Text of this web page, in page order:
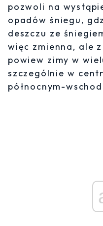
pozwoli na
opadów śniegu,
deszczu ze
więc zmienna, ale
powiew zimy w
szczególnie w
północnym-